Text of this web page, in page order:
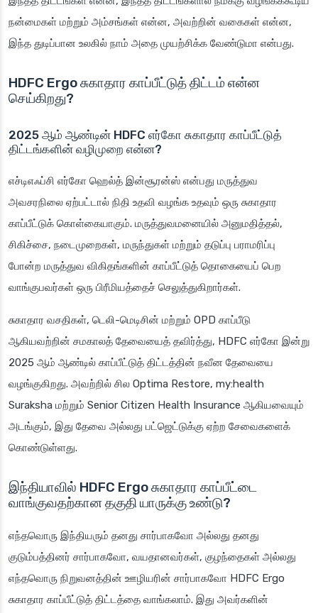
நன்மைகள் மற்றும் அம்சங்கள் என்ன, அவற்றின் வகைகள் என்ன,
இந்த துடிப்பான உலகில் நாம் அதை முயற்சிக்க வேண்டுமா என்பது.
HDFC Ergo சுகாதார காப்பீட்டுத் திட்டம் என்ன
செய்கிறது?
2025 ஆம் ஆண்டின் HDFC எர்கோ சுகாதார காப்பீட்டுத்
திட்டங்களின் வழிமுறை என்ன?
எச்டிஎஃப்சி எர்கோ ஹெல்த் இன்சூரன்ஸ் என்பது மருத்துவ
அவசரநிலை ஏற்பட்டால் நிதி உதவி வழங்க உதவும் ஒரு சுகாதார
காப்பீட்டுக் கொள்கையாகும். மருத்துவமனையில் அனுமதித்தல்,
சிகிச்சை, நடைமுறைகள், மருந்துகள் மற்றும் தடுப்பு பராமரிப்பு
போன்ற மருத்துவ விகிதங்களின் காப்பீட்டுத் தொகையைப் பெற
வாங்குபவர்கள் ஒரு பிரீமியத்தைச் செலுத்துகிறார்கள்.
சுகாதார வசதிகள், டெலி-மெடிசின் மற்றும் OPD காப்பீடு
ஆகியவற்றின் சமகாலத் தேவையைத் தவிர்த்து, HDFC எர்கோ இன்று
2025 ஆம் ஆண்டில் காப்பீட்டுத் திட்டத்தின் நவீன தேவையை
வழங்குகிறது. அவற்றில் சில Optima Restore, my:health
Suraksha மற்றும் Senior Citizen Health Insurance ஆகியவையும்
அடங்கும், இது தேவை அல்லது பட்ஜெட்டுக்கு ஏற்ற சேவைகளைக்
கொண்டுள்ளது.
இந்தியாவில் HDFC Ergo சுகாதார காப்பீட்டை
வாங்குவதற்கான தகுதி யாருக்கு உண்டு?
எந்தவொரு இந்தியரும் தனது சார்பாகவோ அல்லது தனது
குடும்பத்தினர் சார்பாகவோ, வயதானவர்கள், குழந்தைகள் அல்லது
எந்தவொரு நிறுவனத்தின் ஊழியரின் சார்பாகவோ HDFC Ergo
சுகாதார காப்பீட்டுத் திட்டத்தை வாங்கலாம். இது அவர்களின்